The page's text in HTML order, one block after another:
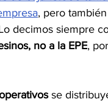
, pero también
decimos siempre
no a la EPE,
se